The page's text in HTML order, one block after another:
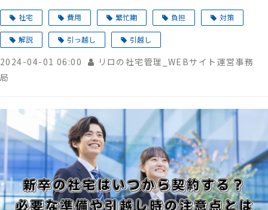
社宅 費用 繁忙期 負担 対策
解説 引っ越し 引越し
2024-04-01 06:00
リロの社宅管理_WEBサイト運営事務
局